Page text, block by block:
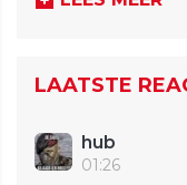
LAATSTE
hub
01:26